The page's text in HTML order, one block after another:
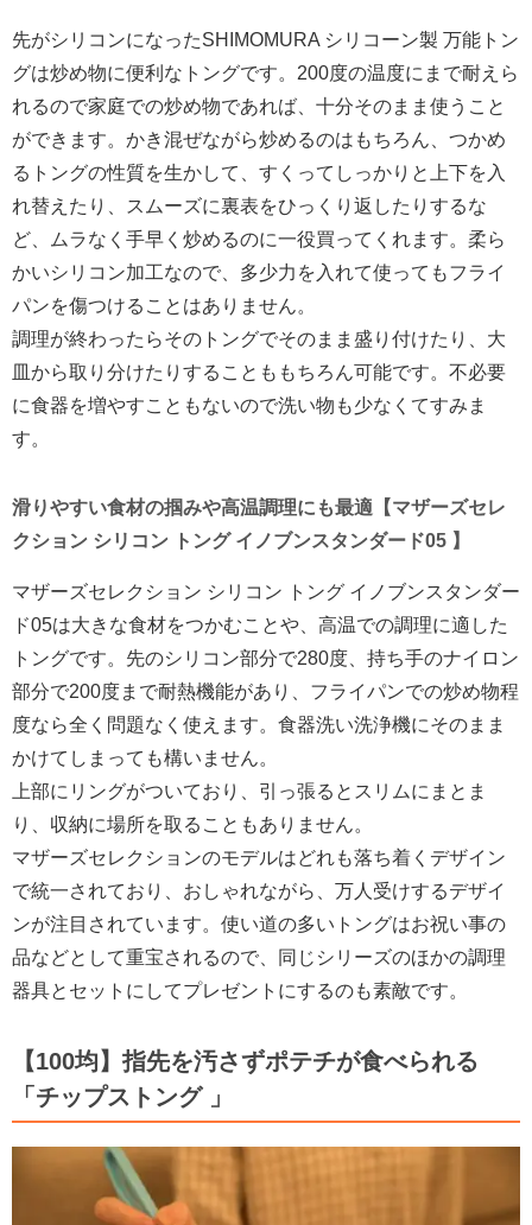
先がシリコンになったSHIMOMURA シリコーン製 万能トン
グは炒め物に便利なトングです。200度の温度にまで耐えら
れるので家庭での炒め物であれば、十分そのまま使うこと
ができます。かき混ぜながら炒めるのはもちろん、つかめ
るトングの性質を生かして、すくってしっかりと上下を入
れ替えたり、スムーズに裏表をひっくり返したりするな
ど、ムラなく手早く炒めるのに一役買ってくれます。柔ら
かいシリコン加工なので、多少力を入れて使ってもフライ
パンを傷つけることはありません。
調理が終わったらそのトングでそのまま盛り付けたり、大
皿から取り分けたりすることももちろん可能です。不必要
に食器を増やすこともないので洗い物も少なくてすみま
す。
滑りやすい食材の掴みや高温調理にも最適【マザーズセレ
クション シリコン トング イノブンスタンダード05 】
マザーズセレクション シリコン トング イノブンスタンダー
ド05は大きな食材をつかむことや、高温での調理に適した
トングです。先のシリコン部分で280度、持ち手のナイロン
部分で200度まで耐熱機能があり、フライパンでの炒め物程
度なら全く問題なく使えます。食器洗い洗浄機にそのまま
かけてしまっても構いません。
上部にリングがついており、引っ張るとスリムにまとま
り、収納に場所を取ることもありません。
マザーズセレクションのモデルはどれも落ち着くデザイン
で統一されており、おしゃれながら、万人受けするデザイ
ンが注目されています。使い道の多いトングはお祝い事の
品などとして重宝されるので、同じシリーズのほかの調理
器具とセットにしてプレゼントにするのも素敵です。
【100均】指先を汚さずポテチが食べられる
「チップストング 」